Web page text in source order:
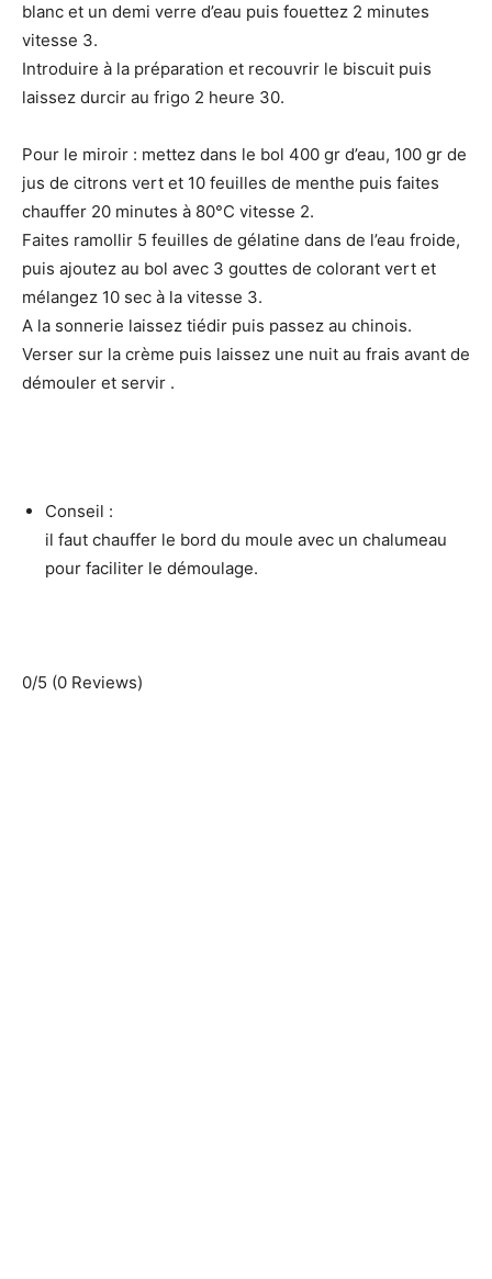
blanc et un demi verre d’eau puis fouettez 2 minutes
vitesse 3.
Introduire à la préparation et recouvrir le biscuit puis
laissez durcir au frigo 2 heure 30.
Pour le miroir : mettez dans le bol 400 gr d’eau, 100 gr de
jus de citrons vert et 10 feuilles de menthe puis faites
chauffer 20 minutes à 80°C vitesse 2.
Faites ramollir 5 feuilles de gélatine dans de l’eau froide,
puis ajoutez au bol avec 3 gouttes de colorant vert et
mélangez 10 sec à la vitesse 3.
A la sonnerie laissez tiédir puis passez au chinois.
Verser sur la crème puis laissez une nuit au frais avant de
démouler et servir .
Conseil :
il faut chauffer le bord du moule avec un chalumeau
pour faciliter le démoulage.
0/5 (0 Reviews)